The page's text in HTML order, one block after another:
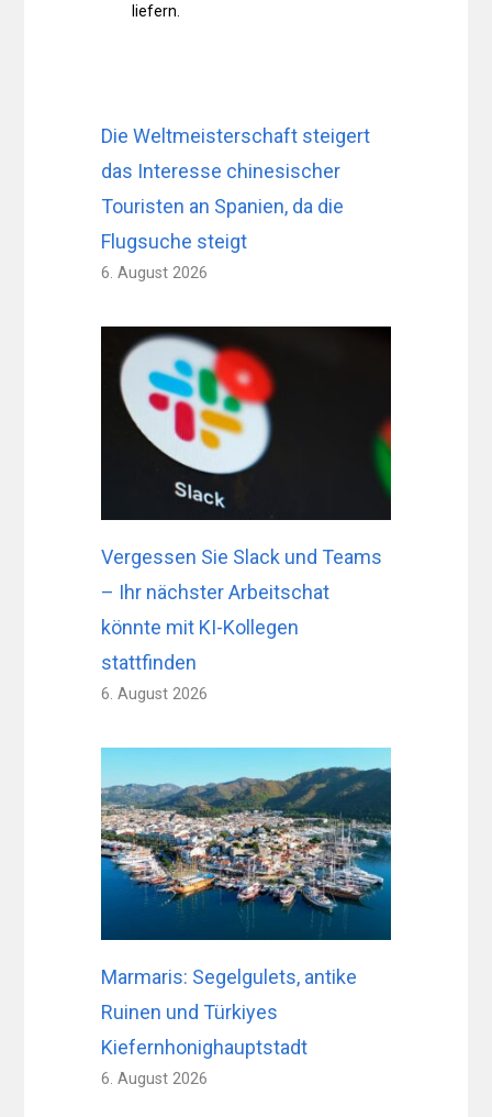
liefern.
Die Weltmeisterschaft steigert
das Interesse chinesischer
Touristen an Spanien, da die
Flugsuche steigt
6. August 2026
Vergessen Sie Slack und Teams
– Ihr nächster Arbeitschat
könnte mit KI-Kollegen
stattfinden
6. August 2026
Marmaris: Segelgulets, antike
Ruinen und Türkiyes
Kiefernhonighauptstadt
6. August 2026